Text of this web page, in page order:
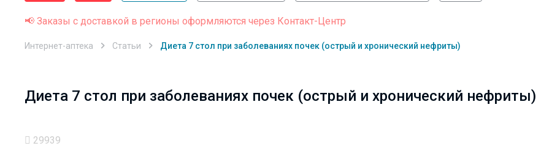
📢 Заказы с доставкой в регионы оформляются через Контакт-Центр
Интернет-аптека Статьи Диета 7 стол при заболеваниях почек (острый и хронический нефриты)
Диета 7 стол при заболеваниях почек (острый и хронический нефриты)
29939